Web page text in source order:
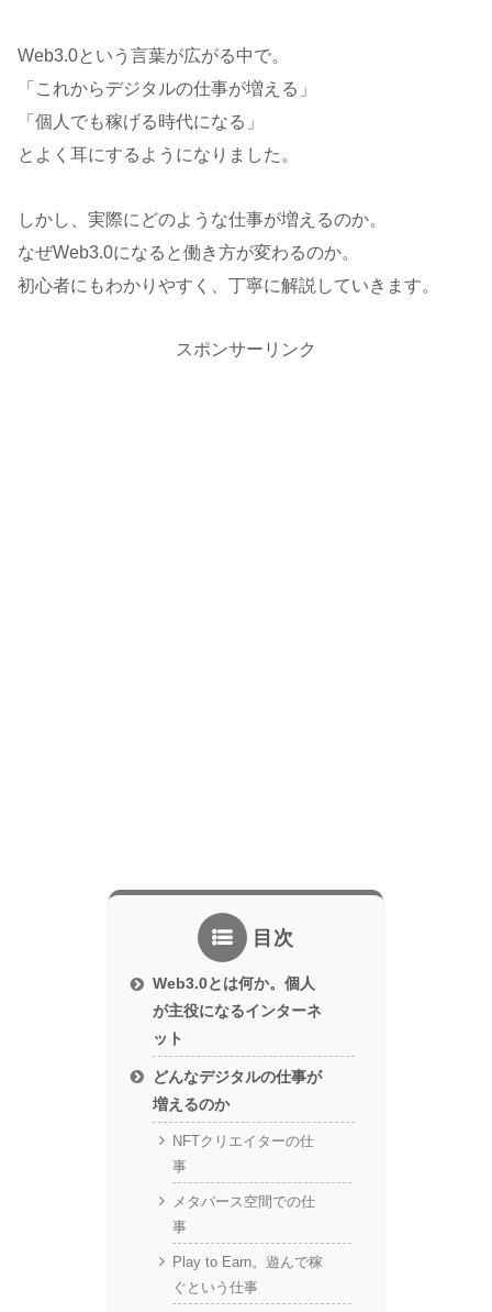
Web3.0という言葉が広がる中で。
「これからデジタルの仕事が増える」
「個人でも稼げる時代になる」
とよく耳にするようになりました。
しかし、実際にどのような仕事が増えるのか。
なぜWeb3.0になると働き方が変わるのか。
初心者にもわかりやすく、丁寧に解説していきます。
スポンサーリンク
目次
Web3.0とは何か。個人
が主役になるインターネ
ット
どんなデジタルの仕事が
増えるのか
NFTクリエイターの仕
事
メタバース空間での仕
事
Play to Earn。遊んで稼
ぐという仕事